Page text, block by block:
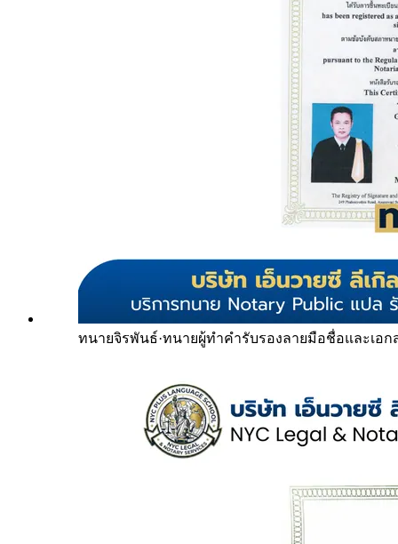
ทนายจิรพันธ์·ทนายผู้ทำคำรับรองลายมือชื่อและเอก